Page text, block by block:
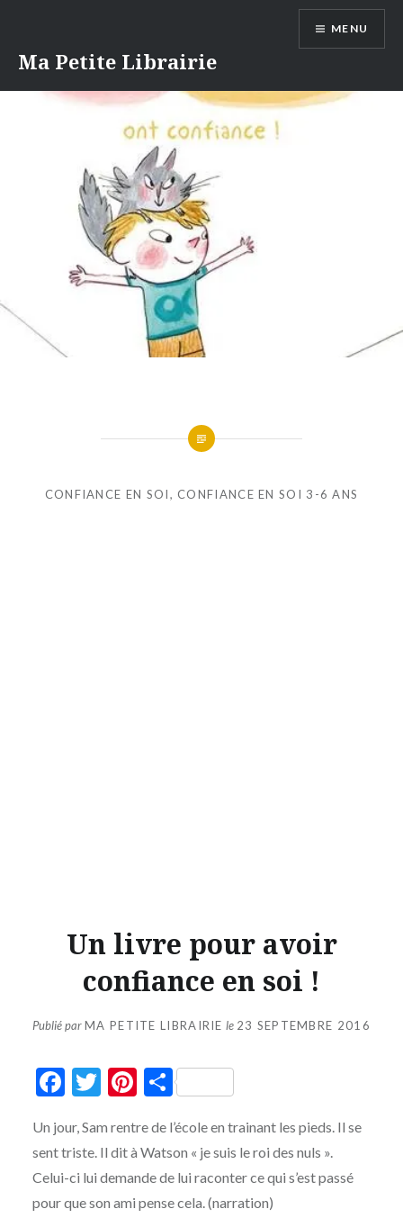
contenu
Ma Petite Librairie
MENU
CONFIANCE EN SOI, CONFIANCE EN SOI 3-6 ANS
Un livre pour avoir
confiance en soi !
Publié parMA PETITE LIBRAIRIE le 23 SEPTEMBRE 2016
Facebook
Twitter
Pinterest
Partager
Un jour, Sam rentre de l’école en trainant les pieds. Il se
sent triste. Il dit à Watson « je suis le roi des nuls ».
Celui-ci lui demande de lui raconter ce qui s’est passé
pour que son ami pense cela. (narration)